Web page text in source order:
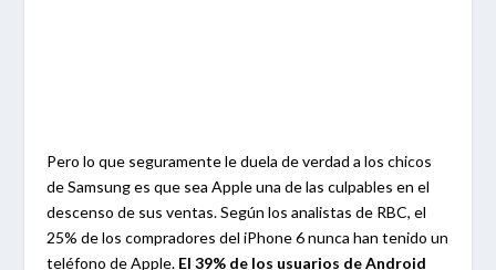
Pero lo que seguramente le duela de verdad a los chicos
de Samsung es que sea Apple una de las culpables en el
descenso de sus ventas. Según los analistas de RBC, el
25% de los compradores del iPhone 6 nunca han tenido un
teléfono de Apple. El 39% de los usuarios de Android